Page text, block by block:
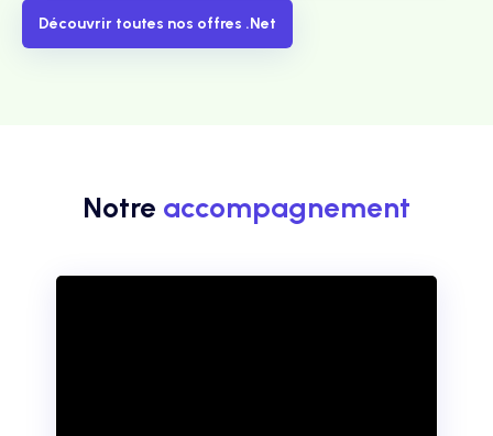
Découvrir toutes nos offres .Net
Notre accompagnement